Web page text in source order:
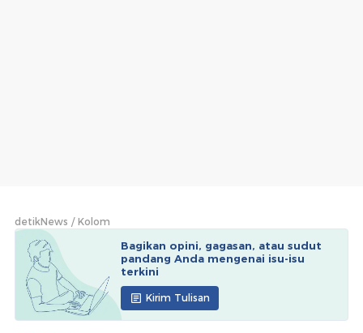
detikNews Kolom
Bagikan opini, gagasan, atau sudut
pandang Anda mengenai isu-isu
terkini
Kirim Tulisan